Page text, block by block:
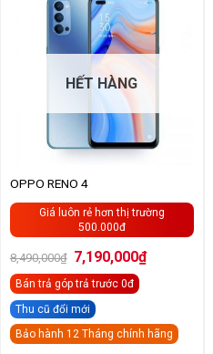
HẾT HÀNG
OPPO RENO 4
Giá luôn rẻ hơn thị trường
500.000đ
8,490,000₫ Giá
gốc
là:
8,490,000₫.
7,190,000₫Giá
hiện
Bán trả góptrả trước 0đ
Thu cũ đổi mới
Bảo hành 12 Tháng chính hãng